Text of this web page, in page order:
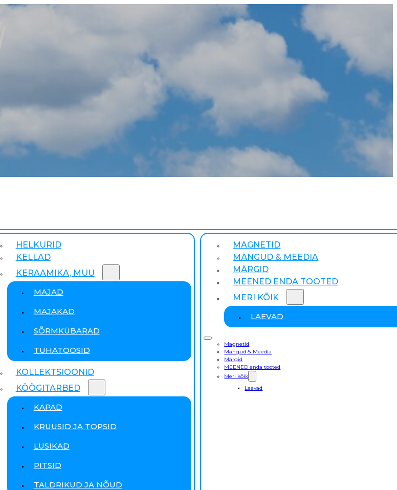
HELKURID
KELLAD
KERAAMIKA, MUU
MAJAD
MAJAKAD
SÕRMKÜBARAD
TUHATOOSID
KOLLEKTSIOONID
KÖÖGITARBED
KAPAD
KRUUSID JA TOPSID
LUSIKAD
PITSID
TALDRIKUD JA NÕUD
MAGNETID
MÄNGUD & MEEDIA
MÄRGID
MEENED ENDA TOOTED
MERI KÕIK
LAEVAD
Magnetid
Mängud & Meedia
Märgid
MEENED enda tooted
Meri kõik
Laevad